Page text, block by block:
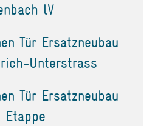
lV
Tür Ersatzneubau
Unterstrass
Tür Ersatzneubau
Etappe